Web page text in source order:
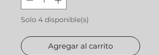
Solo 4 disponible(s)
Agregar al carrito